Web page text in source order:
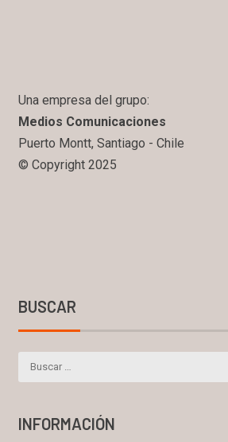
Una empresa del grupo:
Medios Comunicaciones
Puerto Montt, Santiago - Chile
© Copyright 2025
BUSCAR
INFORMACIÓN